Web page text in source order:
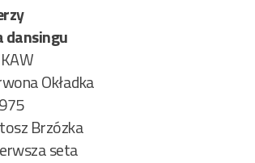
dansingu
Okładka
Brzózka
seta